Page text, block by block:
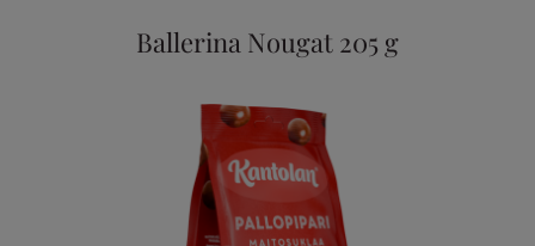
Ballerina Nougat 205 g